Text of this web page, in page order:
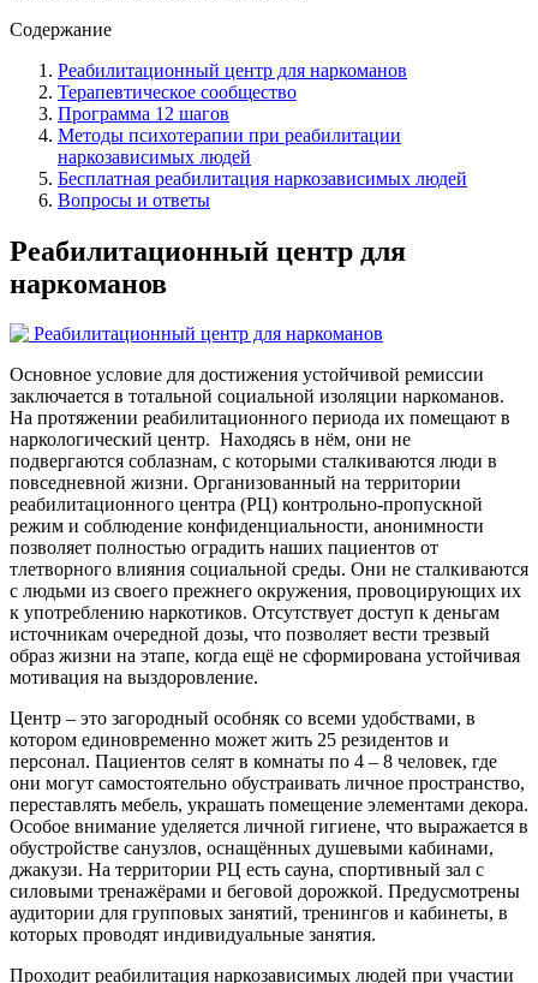
Содержание
Реабилитационный центр для наркоманов
Терапевтическое сообщество
Программа 12 шагов
Методы психотерапии при реабилитации
наркозависимых людей
Бесплатная реабилитация наркозависимых людей
Вопросы и ответы
Реабилитационный центр для
наркоманов
Основное условие для достижения устойчивой ремиссии
заключается в тотальной социальной изоляции наркоманов.
На протяжении реабилитационного периода их помещают в
наркологический центр. Находясь в нём, они не
подвергаются соблазнам, с которыми сталкиваются люди в
повседневной жизни. Организованный на территории
реабилитационного центра (РЦ) контрольно-пропускной
режим и соблюдение конфиденциальности, анонимности
позволяет полностью оградить наших пациентов от
тлетворного влияния социальной среды. Они не сталкиваются
с людьми из своего прежнего окружения, провоцирующих их
к употреблению наркотиков. Отсутствует доступ к деньгам
источникам очередной дозы, что позволяет вести трезвый
образ жизни на этапе, когда ещё не сформирована устойчивая
мотивация на выздоровление.
Центр – это загородный особняк со всеми удобствами, в
котором единовременно может жить 25 резидентов и
персонал. Пациентов селят в комнаты по 4 – 8 человек, где
они могут самостоятельно обустраивать личное пространство,
переставлять мебель, украшать помещение элементами декора.
Особое внимание уделяется личной гигиене, что выражается в
обустройстве санузлов, оснащённых душевыми кабинами,
джакузи. На территории РЦ есть сауна, спортивный зал с
силовыми тренажёрами и беговой дорожкой. Предусмотрены
аудитории для групповых занятий, тренингов и кабинеты, в
которых проводят индивидуальные занятия.
Проходит реабилитация наркозависимых людей при участии